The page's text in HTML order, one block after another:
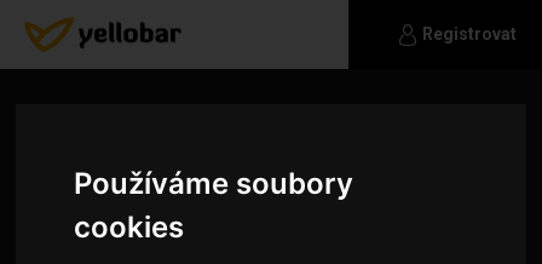
Používáme soubory
cookies
Registrovat